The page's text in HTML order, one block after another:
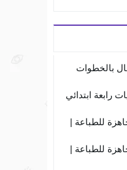
بالخطوات
رابعة ابتدائي
للطباعة |
للطباعة |